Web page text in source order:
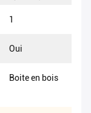
1
Oui
Boite en bois